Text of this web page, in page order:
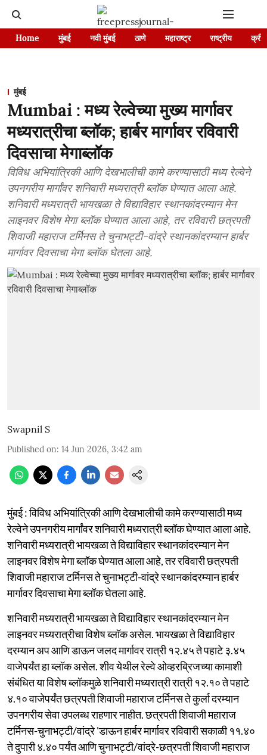
Home मुंबई नवी मुंबई ठाणे महाराष्ट्र राष्ट्रीय
मुंबई
Mumbai : मध्य रेल्वेच्या मुख्य मार्गावर
मध्यरात्रीचा ब्लॉक; हार्बर मार्गावर रविवारी
दिवसाचा मेगाब्लॉक
विविध अभियांत्रिकी आणि देखभालीची कामे करण्यासाठी मध्य रेल्वेने
उपनगरीय मार्गांवर शनिवारी मध्यरात्री ब्लॉक घेण्यात आला आहे.
शनिवारी मध्यरात्री भायखळा ते विद्याविहार स्थानकांदरम्यान मेन
लाइनवर विशेष मेगा ब्लॉक घेण्यात आला आहे, तर रविवारी छत्रपती
शिवाजी महाराज टर्मिनस ते चुनाभट्टी-वांद्रे स्थानकांदरम्यान हार्बर
मार्गावर दिवसाचा मेगा ब्लॉक घेतला आहे.
Swapnil S
Published on: 14 Jun 2026, 3:42 am
मुंबई : विविध अभियांत्रिकी आणि देखभालीची कामे करण्यासाठी मध्य
रेल्वेने उपनगरीय मार्गांवर शनिवारी मध्यरात्री ब्लॉक घेण्यात आला आहे.
शनिवारी मध्यरात्री भायखळा ते विद्याविहार स्थानकांदरम्यान मेन
लाइनवर विशेष मेगा ब्लॉक घेण्यात आला आहे, तर रविवारी छत्रपती
शिवाजी महाराज टर्मिनस ते चुनाभट्टी-वांद्रे स्थानकांदरम्यान हार्बर
मार्गावर दिवसाचा मेगा ब्लॉक घेतला आहे.
शनिवारी मध्यरात्री भायखळा ते विद्याविहार स्थानकांदरम्यान मेन
लाइनवर मध्यरात्रीचा विशेष ब्लॉक असेल. भायखळा ते विद्याविहार
दरम्यान अप आणि डाऊन जलद मार्गावर रात्री १२.४५ ते पहाटे ३.४५
वाजेपर्यंत हा ब्लॉक असेल. शीव येथील रेल्वे ओव्हरब्रिजच्या कामाशी
संबंधित या विशेष ब्लॉकमुळे शनिवारी मध्यरात्री रात्री १२.१० ते पहाटे
४.१० वाजेपर्यंत छत्रपती शिवाजी महाराज टर्मिनस ते कुर्ला दरम्यान
उपनगरीय सेवा उपलब्ध राहणार नाहीत. छत्रपती शिवाजी महाराज
टर्मिनस-चुनाभट्टी/वांद्रे 'डाऊन हार्बर मार्गावर रविवारी सकाळी ११.४०
ते दुपारी ४.४० पर्यंत आणि चुनाभट्टी/वांद्रे-छत्रपती शिवाजी महाराज